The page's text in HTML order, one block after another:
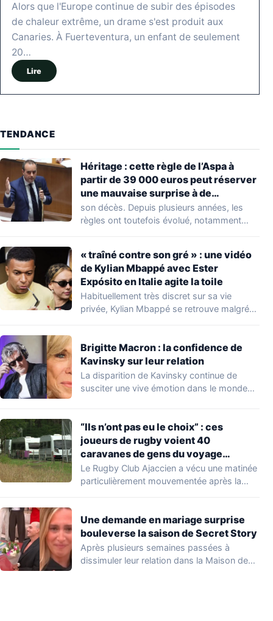
Alors que l'Europe continue de subir des épisodes
de chaleur extrême, un drame s'est produit aux
Canaries. À Fuerteventura, un enfant de seulement
20…
Lire
TENDANCE
Héritage : cette règle de l’Aspa à
partir de 39 000 euros peut réserver
une mauvaise surprise à de
nombreuses familles
son décès. Depuis plusieurs années, les
règles ont toutefois évolué, notamment
« traîné contre son gré » : une vidéo
de Kylian Mbappé avec Ester
Expósito en Italie agite la toile
Habituellement très discret sur sa vie
privée, Kylian Mbappé se retrouve malgré
Brigitte Macron : la confidence de
Kavinsky sur leur relation
La disparition de Kavinsky continue de
susciter une vive émotion dans le monde
“Ils n’ont pas eu le choix” : ces
joueurs de rugby voient 40
caravanes de gens du voyage
s’installer dans leur stade, ils les
délogent en moins d’1 heure
Le Rugby Club Ajaccien a vécu une matinée
particulièrement mouvementée après la
Une demande en mariage surprise
bouleverse la saison de Secret Story
Après plusieurs semaines passées à
dissimuler leur relation dans la Maison des